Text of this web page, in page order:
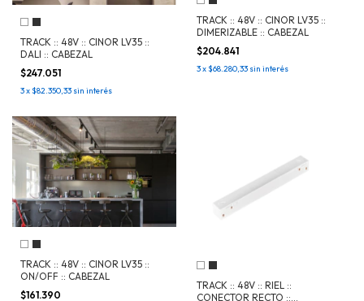
TRACK :: 48V :: CINOR LV35 ::
DALI :: CABEZAL
$247.051
3x$82.350,33 sin interés
TRACK :: 48V :: CINOR LV35 ::
DIMERIZABLE :: CABEZAL
$204.841
3x$68.280,33 sin interés
TRACK :: 48V :: CINOR LV35 ::
ON/OFF :: CABEZAL
$161.390
TRACK :: 48V :: RIEL ::
CONECTOR RECTO ::